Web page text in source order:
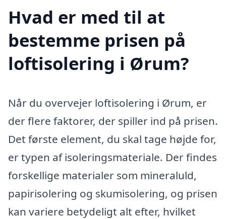
Hvad er med til at
bestemme prisen på
loftisolering i Ørum?
Når du overvejer loftisolering i Ørum, er
der flere faktorer, der spiller ind på prisen.
Det første element, du skal tage højde for,
er typen af isoleringsmateriale. Der findes
forskellige materialer som mineraluld,
papirisolering og skumisolering, og prisen
kan variere betydeligt alt efter, hvilket